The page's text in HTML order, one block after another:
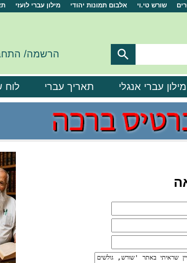
שורש טי.וי אלבום תמונות יהודי מילון עברי לועזי
 הרשמה/
מילון עברי אנגלי תאריך עברי לוח